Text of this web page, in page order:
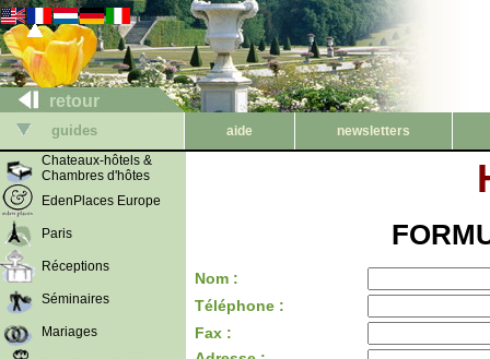
retour
guides aide
newsletters
Chateaux-hôtels &
Chambres d'hôtes
EdenPlaces Europe
Paris
Réceptions
Séminaires
Mariages
Nom :
Téléphone :
Fax :